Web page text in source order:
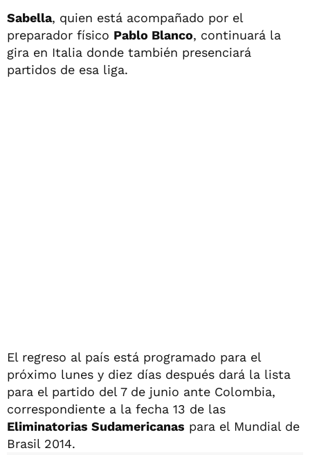
Sabella, quien está acompañado por el
preparador físico Pablo Blanco, continuará la
gira en Italia donde también presenciará
partidos de esa liga.
El regreso al país está programado para el
próximo lunes y diez días después dará la lista
para el partido del 7 de junio ante Colombia,
correspondiente a la fecha 13 de las
Eliminatorias Sudamericanas para el Mundial de
Brasil 2014.